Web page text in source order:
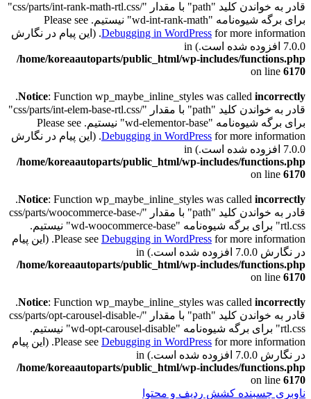
قادر به خواندن کلید "path" با مقدار "/css/parts/int-rank-math-rtl.css"
برای برگه شیوه‌نامه "wd-int-rank-math" نیستیم. Please see
Debugging in WordPressfor more information. (این پیام در نگارش
7.0.0 افزوده شده است.) in
/home/koreaautoparts/public_html/wp-includes/functions.php
on line 6170
Notice: Function wp_maybe_inline_styles was called incorrectly
.
قادر به خواندن کلید "path" با مقدار "/css/parts/int-elem-base-rtl.css"
برای برگه شیوه‌نامه "wd-elementor-base" نیستیم. Please see
Debugging in WordPressfor more information. (این پیام در نگارش
7.0.0 افزوده شده است.) in
/home/koreaautoparts/public_html/wp-includes/functions.php
on line 6170
Notice: Function wp_maybe_inline_styles was called incorrectly
.
قادر به خواندن کلید "path" با مقدار "/css/parts/woocommerce-base-
rtl.css" برای برگه شیوه‌نامه "wd-woocommerce-base" نیستیم.
Please see Debugging in WordPress
for more information. (این پیام
در نگارش 7.0.0 افزوده شده است.) in
/home/koreaautoparts/public_html/wp-includes/functions.php
on line 6170
Notice: Function wp_maybe_inline_styles was called incorrectly
.
قادر به خواندن کلید "path" با مقدار "/css/parts/opt-carousel-disable-
rtl.css" برای برگه شیوه‌نامه "wd-opt-carousel-disable" نیستیم.
Please see Debugging in WordPress
for more information. (این پیام
در نگارش 7.0.0 افزوده شده است.) in
/home/koreaautoparts/public_html/wp-includes/functions.php
on line 6170
ناوبری چسبنده کشش ردیف و محتوا